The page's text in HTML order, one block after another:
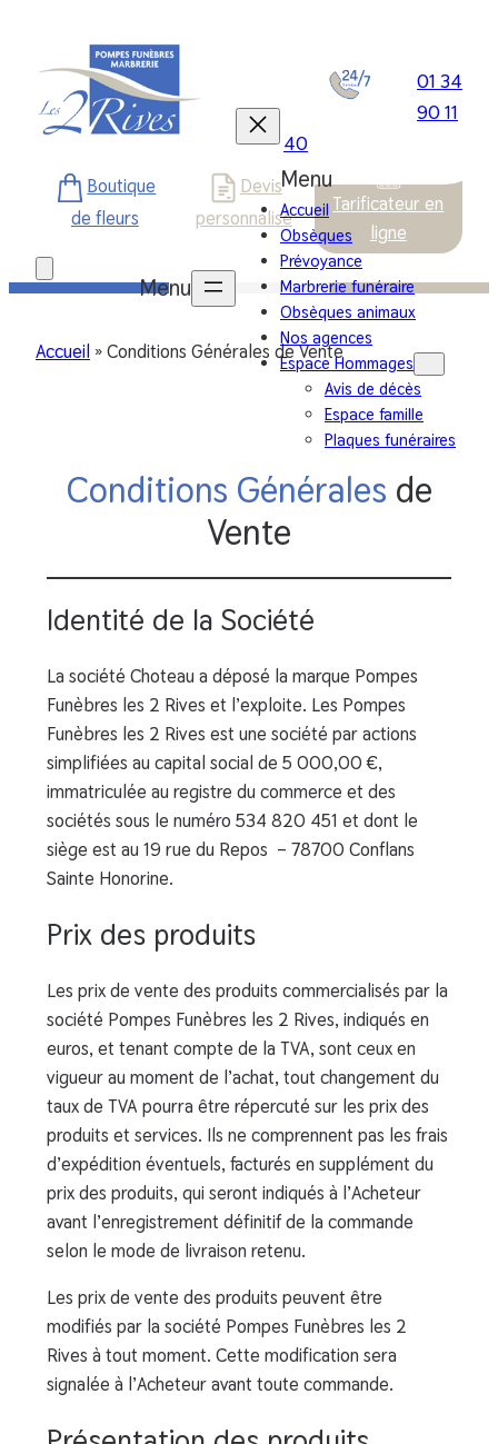
contenu
01 34
90 11
40
Boutique
de fleurs
Devis
personnalisé
Tarificateur en
ligne
Accueil
Obsèques
Prévoyance
Marbrerie funéraire
Obsèques animaux
Nos agences
Espace Hommages
Avis de décès
Espace famille
Plaques funéraires
Accueil »Conditions Générales de Vente
Conditions Générales de
Vente
Identité de la Société
La société Choteau a déposé la marque Pompes
Funèbres les 2 Rives et l’exploite. Les Pompes
Funèbres les 2 Rives est une société par actions
simplifiées au capital social de 5 000,00 €,
immatriculée au registre du commerce et des
sociétés sous le numéro 534 820 451 et dont le
siège est au 19 rue du Repos – 78700 Conflans
Sainte Honorine.
Prix des produits
Les prix de vente des produits commercialisés par la
société Pompes Funèbres les 2 Rives, indiqués en
euros, et tenant compte de la TVA, sont ceux en
vigueur au moment de l’achat, tout changement du
taux de TVA pourra être répercuté sur les prix des
produits et services. Ils ne comprennent pas les frais
d’expédition éventuels, facturés en supplément du
prix des produits, qui seront indiqués à l’Acheteur
avant l’enregistrement définitif de la commande
selon le mode de livraison retenu.
Les prix de vente des produits peuvent être
modifiés par la société Pompes Funèbres les 2
Rives à tout moment. Cette modification sera
signalée à l’Acheteur avant toute commande.